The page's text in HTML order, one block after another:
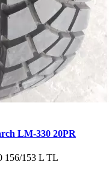
LM-330 20PR
156/153 L TL